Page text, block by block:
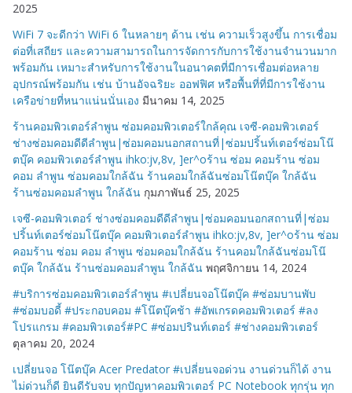
2025
WiFi 7 จะดีกว่า WiFi 6 ในหลายๆ ด้าน เช่น ความเร็วสูงขึ้น การเชื่อม
ต่อที่เสถียร และความสามารถในการจัดการกับการใช้งานจำนวนมาก
พร้อมกัน เหมาะสำหรับการใช้งานในอนาคตที่มีการเชื่อมต่อหลาย
อุปกรณ์พร้อมกัน เช่น บ้านอัจฉริยะ ออฟฟิศ หรือพื้นที่ที่มีการใช้งาน
เครือข่ายที่หนาแน่นนั่นเอง มีนาคม 14, 2025
ร้านคอมพิวเตอร์ลำพูน ซ่อมคอมพิวเตอร์ใกล้คุณ เจซี-คอมพิวเตอร์
ช่างซ่อมคอมดีดีลำพูน|ซ่อมคอมนอกสถานที่|ซ่อมปริ้นท์เตอร์ซ่อมโน๊
ตบุ๊ค คอมพิวเตอร์ลำพูน ihko:jv,8v, ]er^oร้าน ซ่อม คอมร้าน ซ่อม
คอม ลำพูน ซ่อมคอมใกล้ฉัน ร้านคอมใกล้ฉันซ่อมโน๊ตบุ๊ค ใกล้ฉัน
ร้านซ่อมคอมลำพูน ใกล้ฉัน กุมภาพันธ์ 25, 2025
เจซี-คอมพิวเตอร์ ช่างซ่อมคอมดีดีลำพูน|ซ่อมคอมนอกสถานที่|ซ่อม
ปริ้นท์เตอร์ซ่อมโน๊ตบุ๊ค คอมพิวเตอร์ลำพูน ihko:jv,8v, ]er^oร้าน ซ่อม
คอมร้าน ซ่อม คอม ลำพูน ซ่อมคอมใกล้ฉัน ร้านคอมใกล้ฉันซ่อมโน๊
ตบุ๊ค ใกล้ฉัน ร้านซ่อมคอมลำพูน ใกล้ฉัน พฤศจิกายน 14, 2024
#บริการซ่อมคอมพิวเตอร์ลำพูน #เปลี่ยนจอโน๊ตบุ๊ค #ซ่อมบานพับ
#ซ่อมบอดี้ #ประกอบคอม #โน๊ตบุ๊คช้า #อัพเกรดคอมพิวเตอร์ #ลง
โปรแกรม #คอมพิวเตอร์#PC #ซ่อมปรินท์เตอร์ #ช่างคอมพิวเตอร์
ตุลาคม 20, 2024
เปลี่ยนจอ โน๊ตบุ๊ค Acer Predator #เปลี่ยนจอด่วน งานด่วนก็ได้ งาน
ไม่ด่วนก็ดี ยินดีรับจบ ทุกปัญหาคอมพิวเตอร์ PC Notebook ทุกรุ่น ทุก